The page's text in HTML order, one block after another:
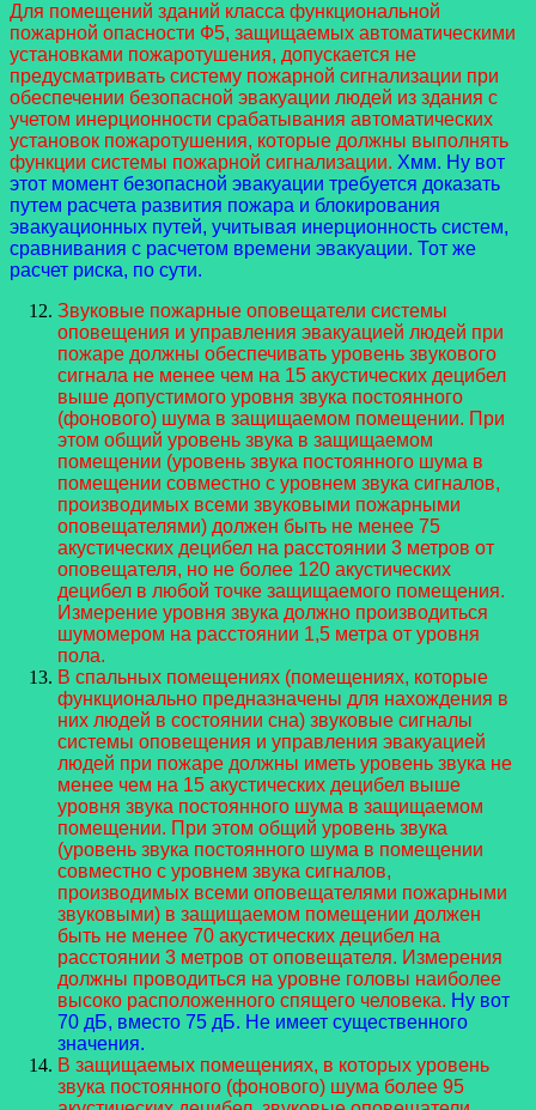
Для помещений зданий класса функциональной
пожарной опасности Ф5, защищаемых автоматическими
установками пожаротушения, допускается не
предусматривать систему пожарной сигнализации при
обеспечении безопасной эвакуации людей из здания с
учетом инерционности срабатывания автоматических
установок пожаротушения, которые должны выполнять
функции системы пожарной сигнализации. Хмм. Ну вот
этот момент безопасной эвакуации требуется доказать
путем расчета развития пожара и блокирования
эвакуационных путей, учитывая инерционность систем,
сравнивания с расчетом времени эвакуации. Тот же
расчет риска, по сути.
Звуковые пожарные оповещатели системы
оповещения и управления эвакуацией людей при
пожаре должны обеспечивать уровень звукового
сигнала не менее чем на 15 акустических децибел
выше допустимого уровня звука постоянного
(фонового) шума в защищаемом помещении. При
этом общий уровень звука в защищаемом
помещении (уровень звука постоянного шума в
помещении совместно с уровнем звука сигналов,
производимых всеми звуковыми пожарными
оповещателями) должен быть не менее 75
акустических децибел на расстоянии 3 метров от
оповещателя, но не более 120 акустических
децибел в любой точке защищаемого помещения.
Измерение уровня звука должно производиться
шумомером на расстоянии 1,5 метра от уровня
пола.
В спальных помещениях (помещениях, которые
функционально предназначены для нахождения в
них людей в состоянии сна) звуковые сигналы
системы оповещения и управления эвакуацией
людей при пожаре должны иметь уровень звука не
менее чем на 15 акустических децибел выше
уровня звука постоянного шума в защищаемом
помещении. При этом общий уровень звука
(уровень звука постоянного шума в помещении
совместно с уровнем звука сигналов,
производимых всеми оповещателями пожарными
звуковыми) в защищаемом помещении должен
быть не менее 70 акустических децибел на
расстоянии 3 метров от оповещателя. Измерения
должны проводиться на уровне головы наиболее
высоко расположенного спящего человека. Ну вот
70 дБ, вместо 75 дБ. Не имеет существенного
значения.
В защищаемых помещениях, в которых уровень
звука постоянного (фонового) шума более 95